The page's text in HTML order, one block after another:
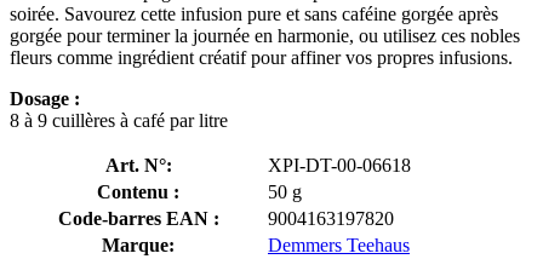
soirée. Savourez cette infusion pure et sans caféine gorgée après
gorgée pour terminer la journée en harmonie, ou utilisez ces nobles
fleurs comme ingrédient créatif pour affiner vos propres infusions.
Dosage :
8 à 9 cuillères à café par litre
Art. N°:
XPI-DT-00-06618
Contenu :
50 g
Code-barres EAN :
9004163197820
Marque:
Demmers Teehaus